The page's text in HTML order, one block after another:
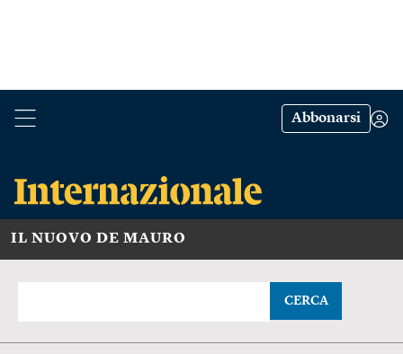
Abbonarsi
IL NUOVO DE MAURO
CERCA